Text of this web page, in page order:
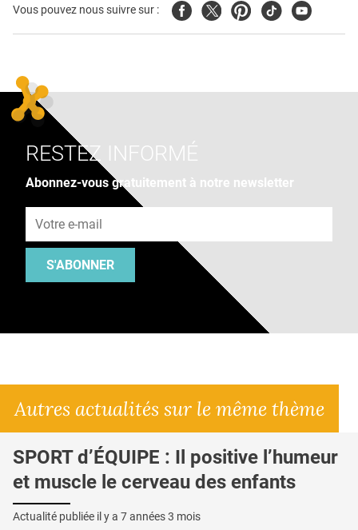
Vous pouvez nous suivre sur : FacebookTwitterPinterest
TiktokYoutube
RESTEZ INFORMÉ
Abonnez-vous gratuitement à notre newsletter
S'ABONNER
Autres actualités sur le même thème
SPORT d’ÉQUIPE : Il positive l’humeur
et muscle le cerveau des enfants
Actualité publiée il y a 7 années 3 mois